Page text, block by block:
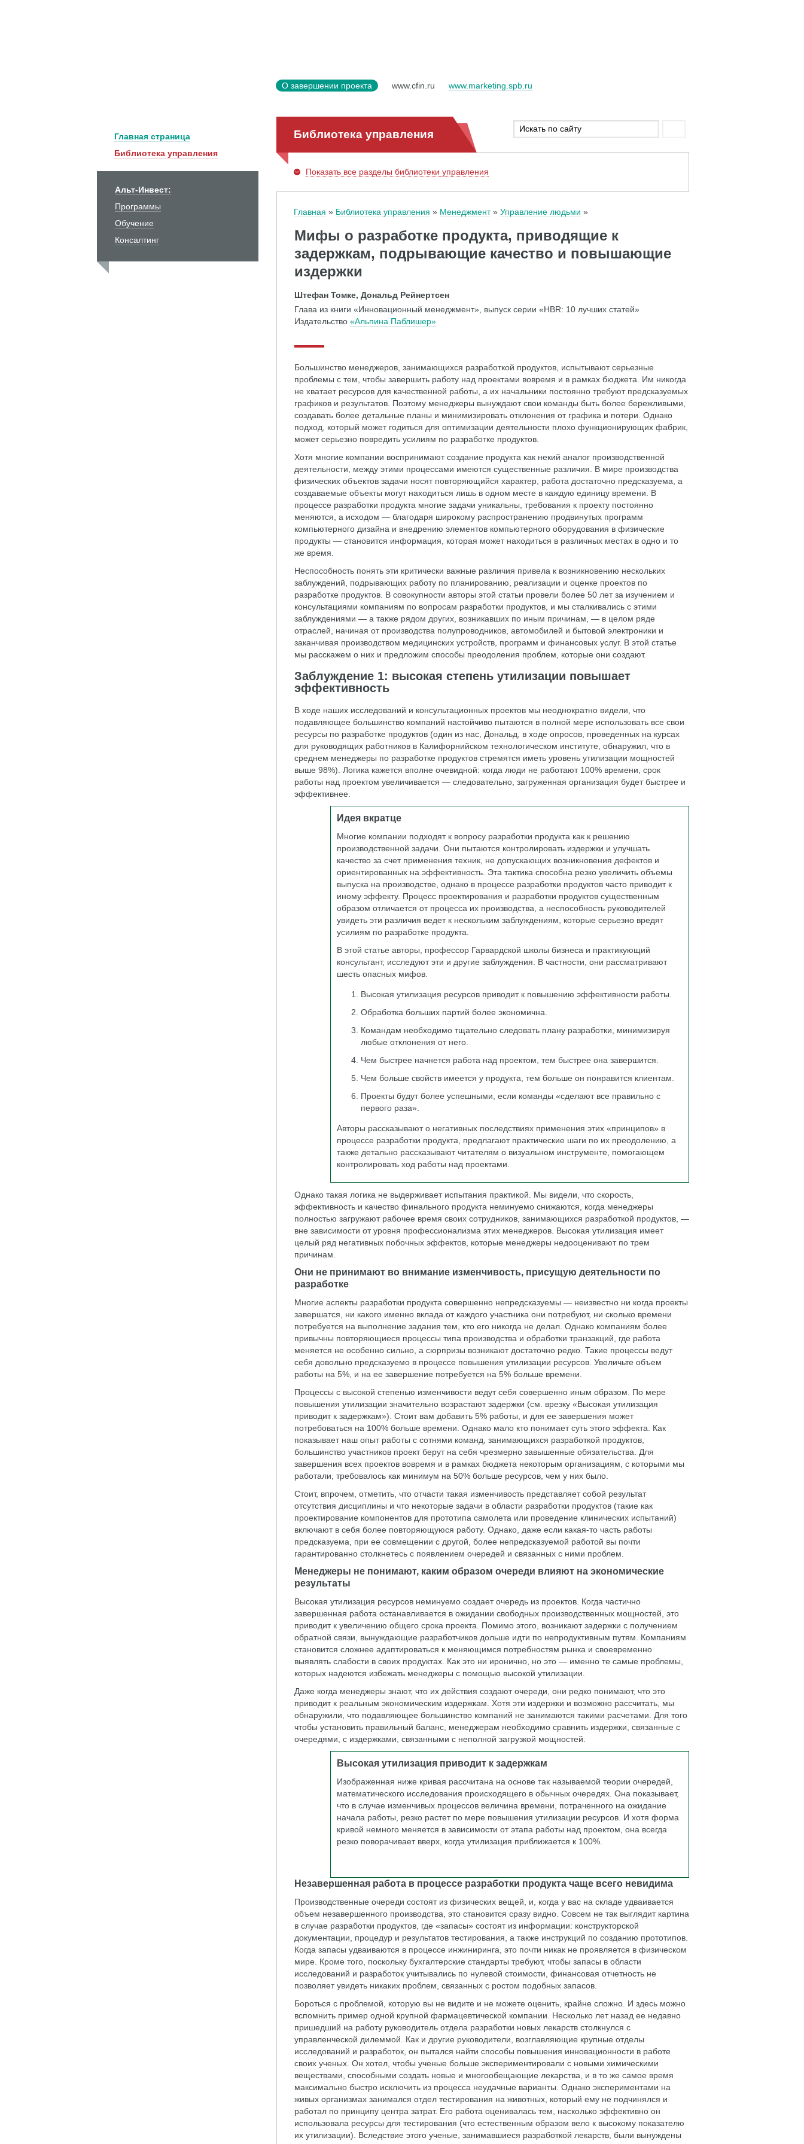
О завершении проекта www.cfin.ru www.marketing.spb.ru
Главная страница
Библиотека управления
Альт-Инвест:
Программы
Обучение
Консалтинг
Библиотека управления
Показать все разделы библиотеки управления
Главная Библиотека управления Менеджмент Управление людьми
Мифы о разработке продукта, приводящие к
задержкам, подрывающие качество и повышающие
издержки
Штефан Томке, Дональд Рейнертсен
Глава из книги «Инновационный менеджмент», выпуск серии «HBR: 10 лучших статей»
Издательство «Альпина Паблишер»
Большинство менеджеров, занимающихся разработкой продуктов, испытывают серьезные
проблемы с тем, чтобы завершить работу над проектами вовремя и в рамках бюджета. Им никогда
не хватает ресурсов для качественной работы, а их начальники постоянно требуют предсказуемых
графиков и результатов. Поэтому менеджеры вынуждают свои команды быть более бережливыми,
создавать более детальные планы и минимизировать отклонения от графика и потери. Однако
подход, который может годиться для оптимизации деятельности плохо функционирующих фабрик,
может серьезно повредить усилиям по разработке продуктов.
Хотя многие компании воспринимают создание продукта как некий аналог производственной
деятельности, между этими процессами имеются существенные различия. В мире производства
физических объектов задачи носят повторяющийся характер, работа достаточно предсказуема, а
создаваемые объекты могут находиться лишь в одном месте в каждую единицу времени. В
процессе разработки продукта многие задачи уникальны, требования к проекту постоянно
меняются, а исходом — благодаря широкому распространению продвинутых программ
компьютерного дизайна и внедрению элементов компьютерного оборудования в физические
продукты — становится информация, которая может находиться в различных местах в одно и то
же время.
Неспособность понять эти критически важные различия привела к возникновению нескольких
заблуждений, подрывающих работу по планированию, реализации и оценке проектов по
разработке продуктов. В совокупности авторы этой статьи провели более 50 лет за изучением и
консультациями компаниям по вопросам разработки продуктов, и мы сталкивались с этими
заблуждениями — а также рядом других, возникавших по иным причинам, — в целом ряде
отраслей, начиная от производства полупроводников, автомобилей и бытовой электроники и
заканчивая производством медицинских устройств, программ и финансовых услуг. В этой статье
мы расскажем о них и предложим способы преодоления проблем, которые они создают.
Заблуждение 1: высокая степень утилизации повышает
эффективность
В ходе наших исследований и консультационных проектов мы неоднократно видели, что
подавляющее большинство компаний настойчиво пытаются в полной мере использовать все свои
ресурсы по разработке продуктов (один из нас, Дональд, в ходе опросов, проведенных на курсах
для руководящих работников в Калифорнийском технологическом институте, обнаружил, что в
среднем менеджеры по разработке продуктов стремятся иметь уровень утилизации мощностей
выше 98%). Логика кажется вполне очевидной: когда люди не работают 100% времени, срок
работы над проектом увеличивается — следовательно, загруженная организация будет быстрее и
эффективнее.
Идея вкратце
Многие компании подходят к вопросу разработки продукта как к решению
производственной задачи. Они пытаются контролировать издержки и улучшать
качество за счет применения техник, не допускающих возникновения дефектов и
ориентированных на эффективность. Эта тактика способна резко увеличить объемы
выпуска на производстве, однако в процессе разработки продуктов часто приводит к
иному эффекту. Процесс проектирования и разработки продуктов существенным
образом отличается от процесса их производства, а неспособность руководителей
увидеть эти различия ведет к нескольким заблуждениям, которые серьезно вредят
усилиям по разработке продукта.
В этой статье авторы, профессор Гарвардской школы бизнеса и практикующий
консультант, исследуют эти и другие заблуждения. В частности, они рассматривают
шесть опасных мифов.
Высокая утилизация ресурсов приводит к повышению эффективности работы.
Обработка больших партий более экономична.
Командам необходимо тщательно следовать плану разработки, минимизируя
любые отклонения от него.
Чем быстрее начнется работа над проектом, тем быстрее она завершится.
Чем больше свойств имеется у продукта, тем больше он понравится клиентам.
Проекты будут более успешными, если команды «сделают все правильно с
первого раза».
Авторы рассказывают о негативных последствиях применения этих «принципов» в
процессе разработки продукта, предлагают практические шаги по их преодолению, а
также детально рассказывают читателям о визуальном инструменте, помогающем
контролировать ход работы над проектами.
Однако такая логика не выдерживает испытания практикой. Мы видели, что скорость,
эффективность и качество финального продукта неминуемо снижаются, когда менеджеры
полностью загружают рабочее время своих сотрудников, занимающихся разработкой продуктов, —
вне зависимости от уровня профессионализма этих менеджеров. Высокая утилизация имеет
целый ряд негативных побочных эффектов, которые менеджеры недооценивают по трем
причинам.
Они не принимают во внимание изменчивость, присущую деятельности по
разработке
Многие аспекты разработки продукта совершенно непредсказуемы — неизвестно ни когда проекты
завершатся, ни какого именно вклада от каждого участника они потребуют, ни сколько времени
потребуется на выполнение задания тем, кто его никогда не делал. Однако компаниям более
привычны повторяющиеся процессы типа производства и обработки транзакций, где работа
меняется не особенно сильно, а сюрпризы возникают достаточно редко. Такие процессы ведут
себя довольно предсказуемо в процессе повышения утилизации ресурсов. Увеличьте объем
работы на 5%, и на ее завершение потребуется на 5% больше времени.
Процессы с высокой степенью изменчивости ведут себя совершенно иным образом. По мере
повышения утилизации значительно возрастают задержки (см. врезку «Высокая утилизация
приводит к задержкам»). Стоит вам добавить 5% работы, и для ее завершения может
потребоваться на 100% больше времени. Однако мало кто понимает суть этого эффекта. Как
показывает наш опыт работы с сотнями команд, занимающихся разработкой продуктов,
большинство участников проект берут на себя чрезмерно завышенные обязательства. Для
завершения всех проектов вовремя и в рамках бюджета некоторым организациям, с которыми мы
работали, требовалось как минимум на 50% больше ресурсов, чем у них было.
Стоит, впрочем, отметить, что отчасти такая изменчивость представляет собой результат
отсутствия дисциплины и что некоторые задачи в области разработки продуктов (такие как
проектирование компонентов для прототипа самолета или проведение клинических испытаний)
включают в себя более повторяющуюся работу. Однако, даже если какая-то часть работы
предсказуема, при ее совмещении с другой, более непредсказуемой работой вы почти
гарантированно столкнетесь с появлением очередей и связанных с ними проблем.
Менеджеры не понимают, каким образом очереди влияют на экономические
результаты
Высокая утилизация ресурсов неминуемо создает очередь из проектов. Когда частично
завершенная работа останавливается в ожидании свободных производственных мощностей, это
приводит к увеличению общего срока проекта. Помимо этого, возникают задержки с получением
обратной связи, вынуждающие разработчиков дольше идти по непродуктивным путям. Компаниям
становится сложнее адаптироваться к меняющимся потребностям рынка и своевременно
выявлять слабости в своих продуктах. Как это ни иронично, но это — именно те самые проблемы,
которых надеются избежать менеджеры с помощью высокой утилизации.
Даже когда менеджеры знают, что их действия создают очереди, они редко понимают, что это
приводит к реальным экономическим издержкам. Хотя эти издержки и возможно рассчитать, мы
обнаружили, что подавляющее большинство компаний не занимаются такими расчетами. Для того
чтобы установить правильный баланс, менеджерам необходимо сравнить издержки, связанные с
очередями, с издержками, связанными с неполной загрузкой мощностей.
Высокая утилизация приводит к задержкам
Изображенная ниже кривая рассчитана на основе так называемой теории очередей,
математического исследования происходящего в обычных очередях. Она показывает,
что в случае изменчивых процессов величина времени, потраченного на ожидание
начала работы, резко растет по мере повышения утилизации ресурсов. И хотя форма
кривой немного меняется в зависимости от этапа работы над проектом, она всегда
резко поворачивает вверх, когда утилизация приближается к 100%.
Незавершенная работа в процессе разработки продукта чаще всего невидима
Производственные очереди состоят из физических вещей, и, когда у вас на складе удваивается
объем незавершенного производства, это становится сразу видно. Совсем не так выглядит картина
в случае разработки продуктов, где «запасы» состоят из информации: конструкторской
документации, процедур и результатов тестирования, а также инструкций по созданию прототипов.
Когда запасы удваиваются в процессе инжиниринга, это почти никак не проявляется в физическом
мире. Кроме того, поскольку бухгалтерские стандарты требуют, чтобы запасы в области
исследований и разработок учитывались по нулевой стоимости, финансовая отчетность не
позволяет увидеть никаких проблем, связанных с ростом подобных запасов.
Бороться с проблемой, которую вы не видите и не можете оценить, крайне сложно. И здесь можно
вспомнить пример одной крупной фармацевтической компании. Несколько лет назад ее недавно
пришедший на работу руководитель отдела разработки новых лекарств столкнулся с
управленческой дилеммой. Как и другие руководители, возглавляющие крупные отделы
исследований и разработок, он пытался найти способы повышения инновационности в работе
своих ученых. Он хотел, чтобы ученые больше экспериментировали с новыми химическими
веществами, способными создать новые и многообещающие лекарства, и в то же самое время
максимально быстро исключить из процесса неудачные варианты. Однако экспериментами на
живых организмах занимался отдел тестирования на животных, который ему не подчинялся и
работал по принципу центра затрат. Его работа оценивалась тем, насколько эффективно он
использовала ресурсы для тестирования (что естественным образом вело к высокому показателю
их утилизации). Вследствие этого ученые, занимавшиеся разработкой лекарств, были вынуждены